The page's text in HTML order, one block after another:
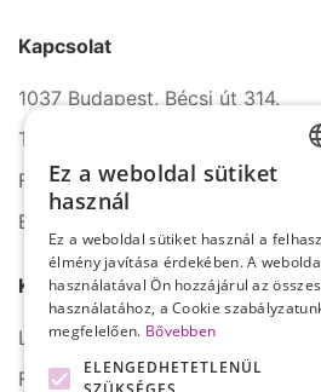
Kapcsolat
1037 Budapest, Bécsi út 314.
Tel.: +36 1 272 2140
Fax: +36 1 272 2150
E-mail: info@serco.hu
Kövessen minket
LinkedIn
Facebook
Ez a weboldal sütiket
használ
Ez a weboldal sütiket használ a
élmény javítása érdekében. A
használatával Ön hozzájárul az
használatához, a Cookie
megfelelően. Bővebben
ELENGEDHETETLENÜL